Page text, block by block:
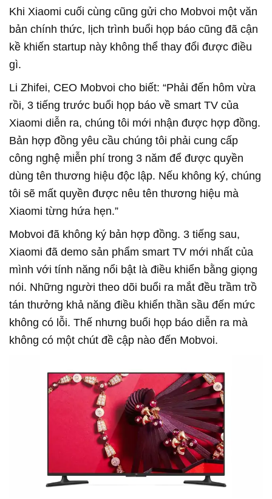
Khi Xiaomi cuối cùng cũng gửi cho Mobvoi một văn
bản chính thức, lịch trình buổi họp báo cũng đã cận
kề khiến startup này không thể thay đổi được điều
gì.
Li Zhifei, CEO Mobvoi cho biết: “Phải đến hôm vừa
rồi, 3 tiếng trước buổi họp báo về smart TV của
Xiaomi diễn ra, chúng tôi mới nhận được hợp đồng.
Bản hợp đồng yêu cầu chúng tôi phải cung cấp
công nghệ miễn phí trong 3 năm để được quyền
dùng tên thương hiệu độc lập. Nếu không ký, chúng
tôi sẽ mất quyền được nêu tên thương hiệu mà
Xiaomi từng hứa hẹn.”
Mobvoi đã không ký bản hợp đồng. 3 tiếng sau,
Xiaomi đã demo sản phẩm smart TV mới nhất của
mình với tính năng nổi bật là điều khiển bằng giọng
nói. Những người theo dõi buổi ra mắt đều trầm trồ
tán thưởng khả năng điều khiển thần sầu đến mức
không có lỗi. Thế nhưng buổi họp báo diễn ra mà
không có một chút đề cập nào đến Mobvoi.